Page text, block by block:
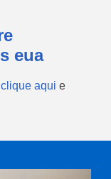
eua
clique aqui e